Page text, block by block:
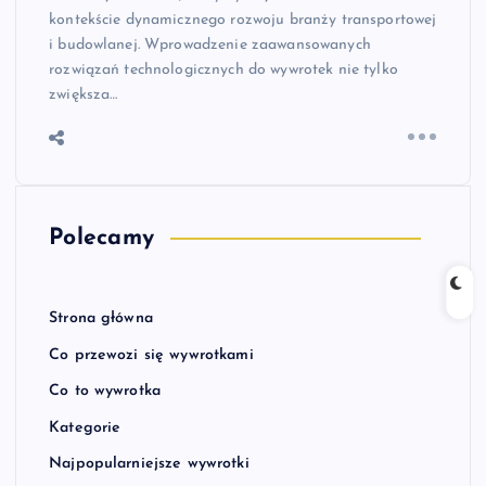
kontekście dynamicznego rozwoju branży transportowej
i budowlanej. Wprowadzenie zaawansowanych
rozwiązań technologicznych do wywrotek nie tylko
zwiększa…
Polecamy
Strona główna
Co przewozi się wywrotkami
Co to wywrotka
Kategorie
Najpopularniejsze wywrotki